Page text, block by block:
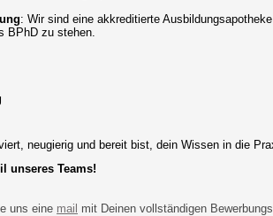
: Wir sind eine akkreditierte
BPhD zu stehen.
neugierig und bereit bist, dein Wissen in die
unseres Teams!
uns eine mail mit Deinen vollständigen